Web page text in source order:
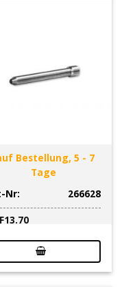
Bestellung, 5 - 7
Tage
Nr:
266628
13.70